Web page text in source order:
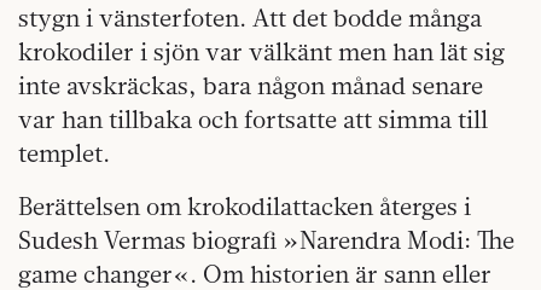
stygn i vänsterfoten. Att det bodde många
krokodiler i sjön var välkänt men han lät sig
inte avskräckas, bara någon månad senare
var han tillbaka och fortsatte att simma till
templet.
Berättelsen om krokodilattacken återges i
Sudesh Vermas biografi »Narendra Modi: The
game changer«. Om historien är sann eller